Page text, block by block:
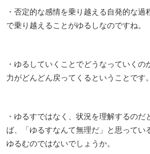
・否定的な感情を乗り越える自発的な過
で乗り越えることがゆるしなのですね。
・ゆるしていくことでどうなっていくの
力がどんどん戻ってくるということです。
・ゆるすではなく、状況を理解するのだ
ば、「ゆるすなんて無理だ」と思ってい
ゆるむのではないでしょうか。